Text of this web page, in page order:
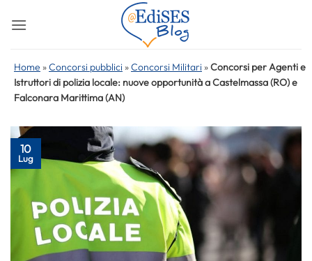
Home »Concorsi pubblici »Concorsi Militari »Concorsi per Agenti e
Istruttori di polizia locale: nuove opportunità a Castelmassa (RO) e
Falconara Marittima (AN)
10
Lug